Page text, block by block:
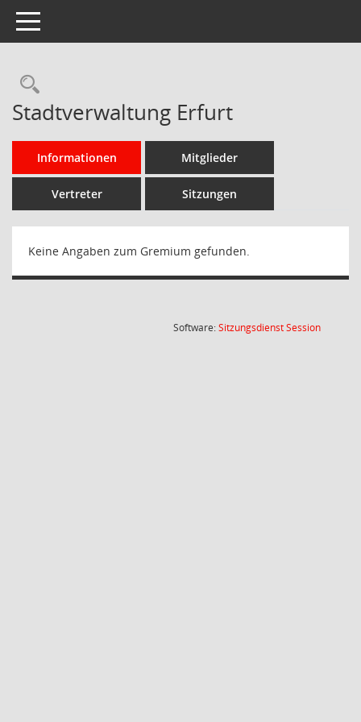
Toggle navigation
Rechercheauswahl
Stadtverwaltung Erfurt
Informationen Mitglieder
Vertreter Sitzungen
Keine Angaben zum Gremium gefunden.
Software:SitzungsdienstSession(Wird in